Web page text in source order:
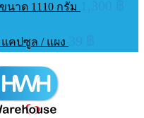
าด 1110 กรัม
คปซูล / แผง